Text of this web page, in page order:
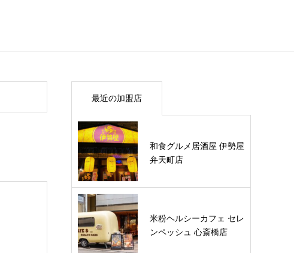
最近の加盟店
和食グルメ居酒屋 伊勢屋
弁天町店
米粉ヘルシーカフェ セレ
ンペッシュ 心斎橋店